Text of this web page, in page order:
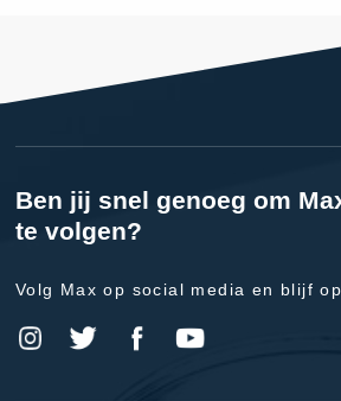
Ben jij snel genoeg om
te volgen?
Volg Max op social media en blijf